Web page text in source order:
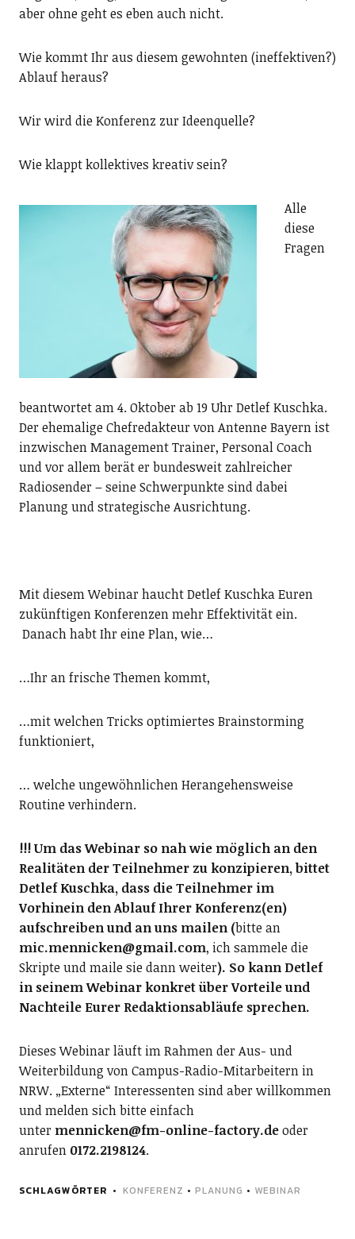
aber ohne geht es eben auch nicht.
Wie kommt Ihr aus diesem gewohnten (ineffektiven?)
Ablauf heraus?
Wir wird die Konferenz zur Ideenquelle?
Wie klappt kollektives kreativ sein?
Alle
diese
Fragen
beantwortet am 4. Oktober ab 19 Uhr Detlef Kuschka.
Der ehemalige Chefredakteur von Antenne Bayern ist
inzwischen Management Trainer, Personal Coach
und vor allem berät er bundesweit zahlreicher
Radiosender – seine Schwerpunkte sind dabei
Planung und strategische Ausrichtung.
Mit diesem Webinar haucht Detlef Kuschka Euren
zukünftigen Konferenzen mehr Effektivität ein.
Danach habt Ihr eine Plan, wie…
…Ihr an frische Themen kommt,
…mit welchen Tricks optimiertes Brainstorming
funktioniert,
… welche ungewöhnlichen Herangehensweise
Routine verhindern.
!!! Um das Webinar so nah wie möglich an den
Realitäten der Teilnehmer zu konzipieren, bittet
Detlef Kuschka, dass die Teilnehmer im
Vorhinein den Ablauf Ihrer Konferenz(en)
aufschreiben und an uns mailen (bitte an
mic.mennicken@gmail.com, ich sammele die
Skripte und maile sie dann weiter). So kann Detlef
in seinem Webinar konkret über Vorteile und
Nachteile Eurer Redaktionsabläufe sprechen.
Dieses Webinar läuft im Rahmen der Aus- und
Weiterbildung von Campus-Radio-Mitarbeitern in
NRW. „Externe“ Interessenten sind aber willkommen
und melden sich bitte einfach
unter mennicken@fm-online-factory.deoder
anrufen 0172.2198124.
SCHLAGWÖRTER KONFERENZ • PLANUNG • WEBINAR